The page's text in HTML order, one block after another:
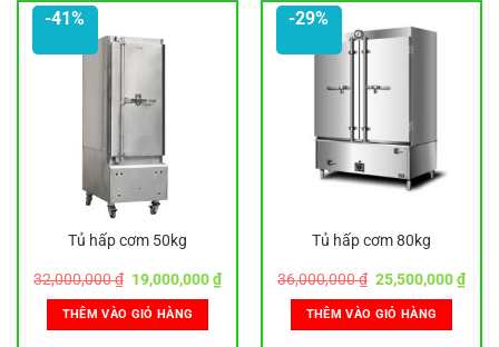
-41%
Tủ hấp cơm 50kg
32,000,000₫ Giá
gốc
là:
32,000,000 ₫.
19,000,000₫Giá
hiện
19,000,000 ₫.
THÊM VÀO GIỎ HÀNG
-29%
Tủ hấp cơm 80kg
36,000,000₫ Giá
gốc
là:
36,000,000 ₫.
25,500,000₫Giá
hiện
THÊM VÀO GIỎ HÀNG